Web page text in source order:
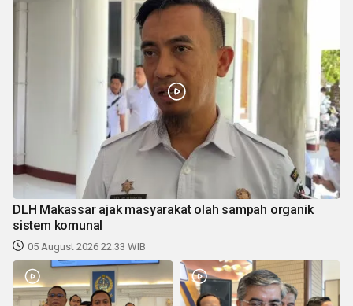
DLH Makassar ajak masyarakat olah sampah organik
sistem komunal
05 August 2026 22:33 WIB